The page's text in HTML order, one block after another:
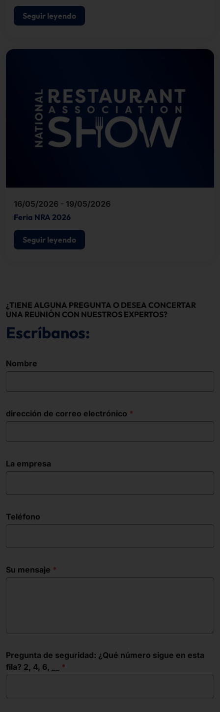
Seguir leyendo
16/05/2026 - 19/05/2026
Feria NRA 2026
Seguir leyendo
¿TIENE ALGUNA PREGUNTA O DESEA CONCERTAR
UNA REUNIÓN CON NUESTROS EXPERTOS?
Escríbanos:
Nombre
dirección de correo electrónico
La empresa
Teléfono
Su mensaje
Pregunta de seguridad: ¿Qué número sigue en esta
fila? 2, 4, 6, __